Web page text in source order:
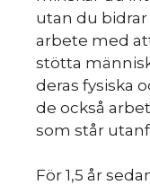
utan du
arbete med
stötta
deras fysiska
de också
som står
För 1,5 år